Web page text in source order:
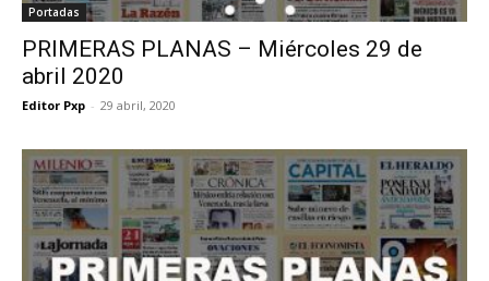
Portadas
PRIMERAS PLANAS – Miércoles 29 de
abril 2020
Editor Pxp - 29 abril, 2020